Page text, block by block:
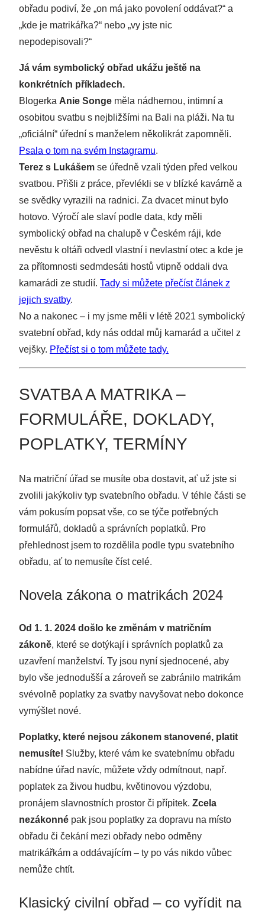
obřadu podiví, že „on má jako povolení oddávat?“ a
„kde je matrikářka?“ nebo „vy jste nic
nepodepisovali?“
Já vám symbolický obřad ukážu ještě na
konkrétních příkladech.
Blogerka Anie Songe měla nádhernou, intimní a
osobitou svatbu s nejbližšími na Bali na pláži. Na tu
„oficiální“ úřední s manželem několikrát zapomněli.
Psala o tom na svém Instagramu.
Terez s Lukášem se úředně vzali týden před velkou
svatbou. Přišli z práce, převlékli se v blízké kavárně a
se svědky vyrazili na radnici. Za dvacet minut bylo
hotovo. Výročí ale slaví podle data, kdy měli
symbolický obřad na chalupě v Českém ráji, kde
nevěstu k oltáři odvedl vlastní i nevlastní otec a kde je
za přítomnosti sedmdesáti hostů vtipně oddali dva
kamarádi ze studií. Tady si můžete přečíst článek z
jejich svatby.
No a nakonec – i my jsme měli v létě 2021 symbolický
svatební obřad, kdy nás oddal můj kamarád a učitel z
vejšky. Přečíst si o tom můžete tady.
SVATBA A MATRIKA –
FORMULÁŘE, DOKLADY,
POPLATKY, TERMÍNY
Na matriční úřad se musíte oba dostavit, ať už jste si
zvolili jakýkoliv typ svatebního obřadu. V téhle části se
vám pokusím popsat vše, co se týče potřebných
formulářů, dokladů a správních poplatků. Pro
přehlednost jsem to rozdělila podle typu svatebního
obřadu, ať to nemusíte číst celé.
Novela zákona o matrikách 2024
Od 1. 1. 2024 došlo ke změnám v matričním
zákoně, které se dotýkají i správních poplatků za
uzavření manželství. Ty jsou nyní sjednocené, aby
bylo vše jednodušší a zároveň se zabránilo matrikám
svévolně poplatky za svatby navyšovat nebo dokonce
vymýšlet nové.
Poplatky, které nejsou zákonem stanovené, platit
nemusíte! Služby, které vám ke svatebnímu obřadu
nabídne úřad navíc, můžete vždy odmítnout, např.
poplatek za živou hudbu, květinovou výzdobu,
pronájem slavnostních prostor či přípitek. Zcela
nezákonné pak jsou poplatky za dopravu na místo
obřadu či čekání mezi obřady nebo odměny
matrikářkám a oddávajícím – ty po vás nikdo vůbec
nemůže chtít.
Klasický civilní obřad – co vyřídit na